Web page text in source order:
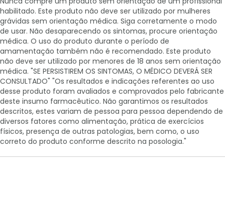
habilitado. Este produto não deve ser utilizado por mulheres
grávidas sem orientação médica. Siga corretamente o modo
de usar. Não desaparecendo os sintomas, procure orientação
médica. O uso do produto durante o período de
amamentação também não é recomendado. Este produto
não deve ser utilizado por menores de 18 anos sem orientação
médica. "SE PERSISTIREM OS SINTOMAS, O MÉDICO DEVERÁ SER
CONSULTADO" "Os resultados e indicações referentes ao uso
desse produto foram avaliados e comprovados pelo fabricante
deste insumo farmacêutico. Não garantimos os resultados
descritos, estes variam de pessoa para pessoa dependendo de
diversos fatores como alimentação, prática de exercícios
físicos, presença de outras patologias, bem como, o uso
correto do produto conforme descrito na posologia."